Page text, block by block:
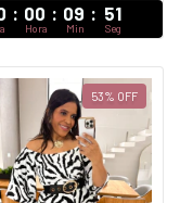
: 00 : 09 : 47
Hora Min Seg
53% OFF